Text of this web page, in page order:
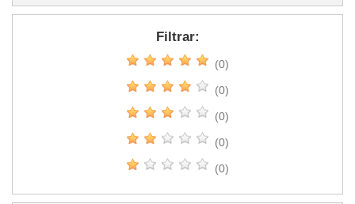
Filtrar:
(0)
(0)
(0)
(0)
(0)